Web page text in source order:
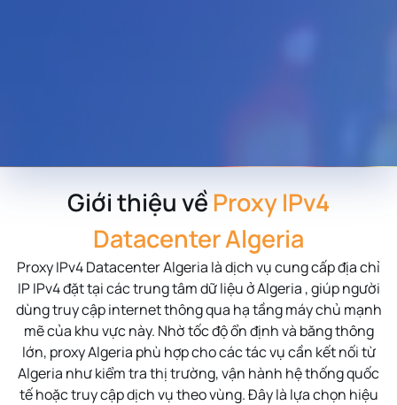
Giới thiệu về Proxy IPv4
Datacenter Algeria
Proxy IPv4 DatacenterAlgeria là dịch vụ cung cấp địa chỉ
IP IPv4 đặt tại các trung tâm dữ liệu ởAlgeria , giúp người
dùng truy cập internet thông qua hạ tầng máy chủ mạnh
mẽ của khu vực này. Nhờ tốc độ ổn định và băng thông
lớn, proxyAlgeria phù hợp cho các tác vụ cần kết nối từ
Algeria như kiểm tra thị trường, vận hành hệ thống quốc
tế hoặc truy cập dịch vụ theo vùng. Đây là lựa chọn hiệu